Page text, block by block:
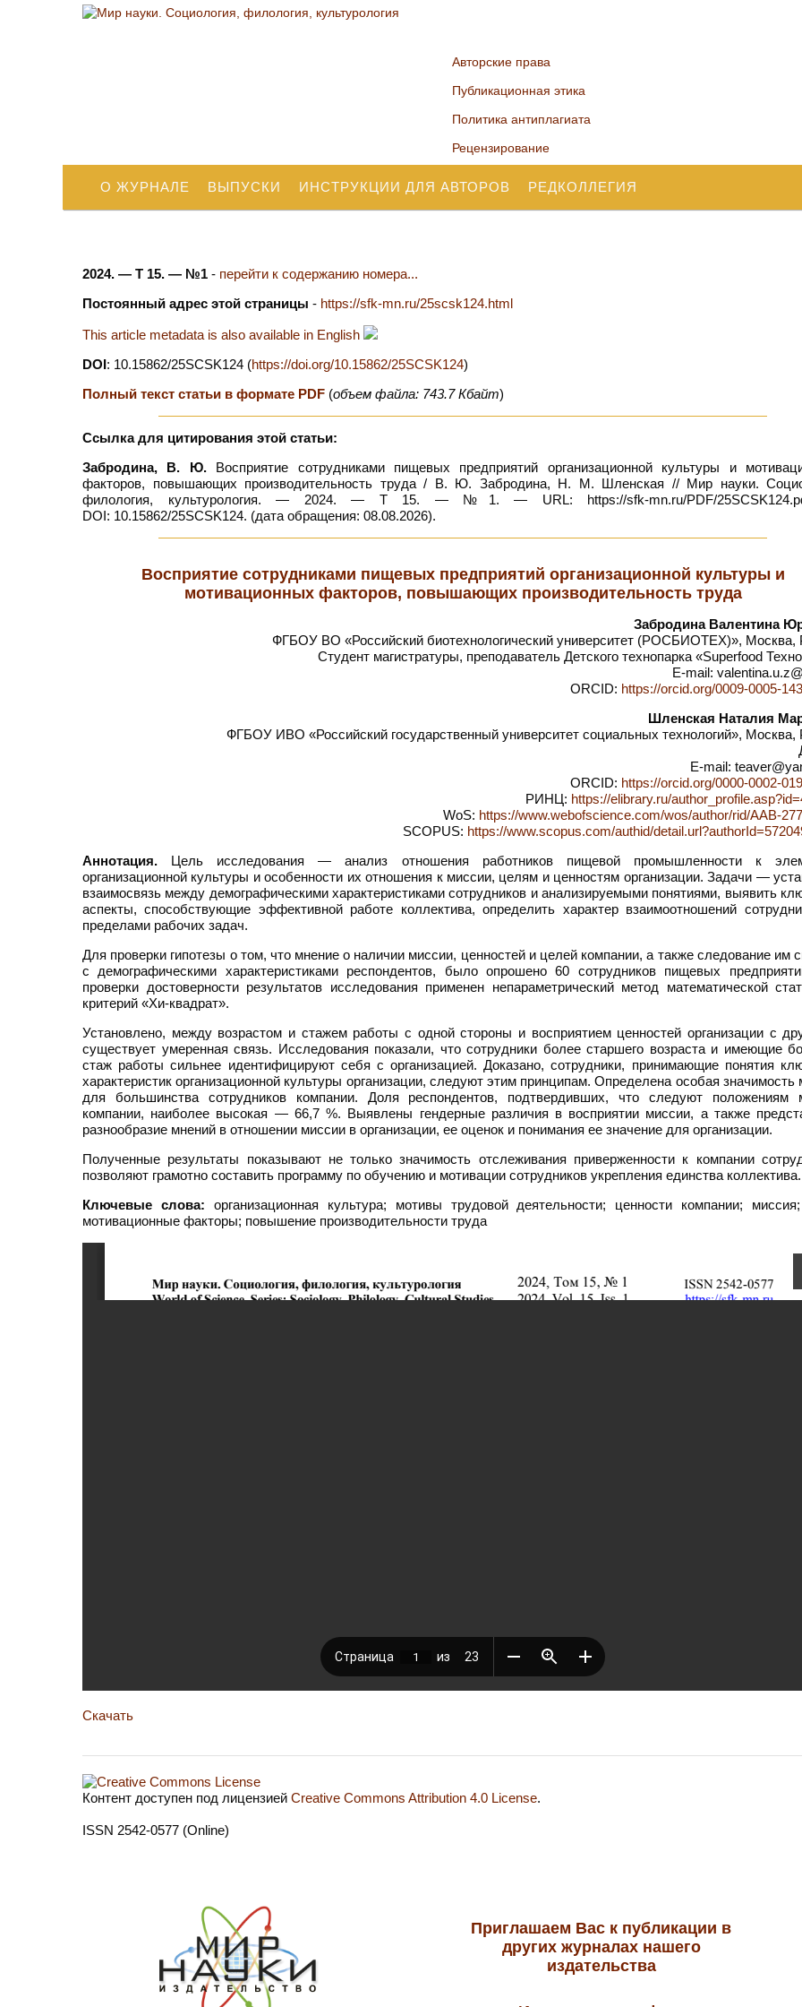
Авторские права
Публикационная этика
Политика антиплагиата
Рецензирование
О ЖУРНАЛЕ ВЫПУСКИ ИНСТРУКЦИИ ДЛЯ АВТОРОВ РЕДКОЛЛЕГИЯ
2024. — Т 15. — №1 - перейти к содержанию номера...
Постоянный адрес этой страницы - https://sfk-mn.ru/25scsk124.html
This article metadata is also available in English
DOI: 10.15862/25SCSK124 (https://doi.org/10.15862/25SCSK124)
Полный текст статьи в формате PDF (объем файла: 743.7 Кбайт)
Ссылка для цитирования этой статьи:
Забродина, В. Ю.Восприятие сотрудниками пищевых предприятий организационной культуры и
факторов, повышающих производительность труда / В. Ю. Забродина, Н. М. Шленская // Мир науки.
филология, культурология. — 2024. — Т 15. — №1. — URL: https://sfk-mn.ru/PDF/
DOI: 10.15862/25SCSK124. (дата обращения: 08.08.2026).
Восприятие сотрудниками пищевых предприятий организационной культуры и
мотивационных факторов, повышающих производительность труда
Забродина Валентина
ФГБОУ ВО «Российский биотехнологический университет (РОСБИОТЕХ)», Москва,
Студент магистратуры, преподаватель Детского технопарка «Superfood
E-mail:
ORCID: https://orcid.org/0009-0005-
Шленская Наталия
ФГБОУ ИВО «Российский государственный университет социальных технологий», Москва,
E-mail:
ORCID: https://orcid.org/0000-0002-
РИНЦ: https://elibrary.ru/
WoS: https://www.webofscience.com/wos/author/rid/AAB-
SCOPUS: https://www.scopus.com/authid/
Аннотация. Цель исследования — анализ отношения работников пищевой промышленности к
организационной культуры и особенности их отношения к миссии, целям и ценностям организации. Задачи —
взаимосвязь между демографическими характеристиками сотрудников и анализируемыми понятиями, выявить
аспекты, способствующие эффективной работе коллектива, определить характер взаимоотношений
пределами рабочих задач.
Для проверки гипотезы о том, что мнение о наличии миссии, ценностей и целей компании, а также следование им
с демографическими характеристиками респондентов, было опрошено 60 сотрудников пищевых
проверки достоверности результатов исследования применен непараметрический метод математической
критерий «Хи-квадрат».
Установлено, между возрастом и стажем работы с одной стороны и восприятием ценностей организации с
существует умеренная связь. Исследования показали, что сотрудники более старшего возраста и имеющие
стаж работы сильнее идентифицируют себя с организацией. Доказано, сотрудники, принимающие понятия
характеристик организационной культуры организации, следуют этим принципам. Определена особая значимость
для большинства сотрудников компании. Доля респондентов, подтвердивших, что следуют положениям
компании, наиболее высокая — 66,7 %. Выявлены гендерные различия в восприятии миссии, а также
разнообразие мнений в отношении миссии в организации, ее оценок и понимания ее значение для организации.
Полученные результаты показывают не только значимость отслеживания приверженности к компании
позволяют грамотно составить программу по обучению и мотивации сотрудников укрепления единства коллектива.
Ключевые слова: организационная культура; мотивы трудовой деятельности; ценности компании;
мотивационные факторы; повышение производительности труда
Скачать
Контент доступен под лицензией Creative Commons Attribution 4.0 License.
ISSN 2542-0577 (Online)
Приглашаем Вас к публикации в
других журналах нашего
издательства